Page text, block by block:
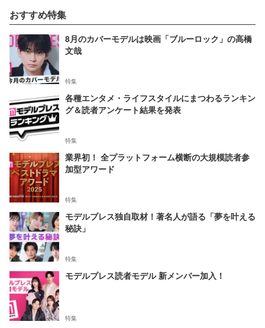
おすすめ特集
8月のカバーモデルは映画「ブルーロック」の高橋
文哉
特集
各種エンタメ・ライフスタイルにまつわるランキン
グ＆読者アンケート結果を発表
特集
業界初！ 全プラットフォーム横断の大規模読者参
加型アワード
特集
モデルプレス独自取材！著名人が語る「夢を叶える
秘訣」
特集
モデルプレス読者モデル 新メンバー加入！
特集